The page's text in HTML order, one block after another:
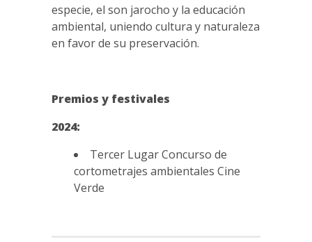
especie, el son jarocho y la educación
ambiental, uniendo cultura y naturaleza
en favor de su preservación.
Premios y festivales
2024:
Tercer Lugar Concurso de
cortometrajes ambientales Cine
Verde